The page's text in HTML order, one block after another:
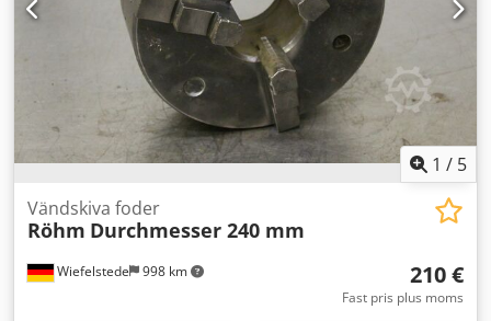
1 / 5
Wiefelstede 998 km
Vändskiva foder
Röhm Durchmesser 240 mm
210 €
Fast pris plus moms